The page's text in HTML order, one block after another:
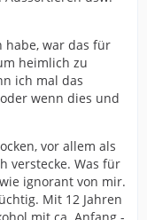
habe, war das für
heimlich zu
ich mal das
wenn dies und
vor allem als
verstecke. Was für
ignorant von mir.
Mit 12 Jahren